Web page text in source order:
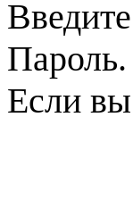
Пароль.
Если